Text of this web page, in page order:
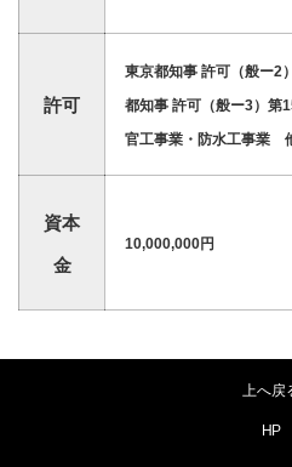
許可
東京都知事 許可（般ー
都知事 許可（般ー3）第
官工事業・防水工事業
資本
金
10,000,000円
上へ戻
HP